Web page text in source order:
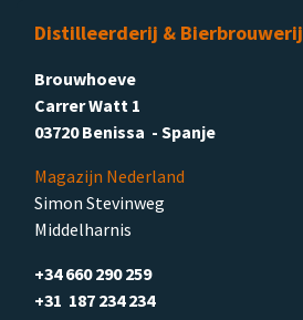
Distilleerderij & Bierbrouwerij
Brouwhoeve
Carrer Watt 1
03720 Benissa - Spanje
Magazijn Nederland
Simon Stevinweg
Middelharnis
+34 660 290 259
+31 187 234 234